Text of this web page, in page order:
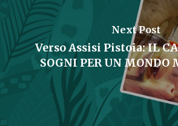
Next Post
Verso Assisi Pistoia: IL
SOGNI PER UN MONDO